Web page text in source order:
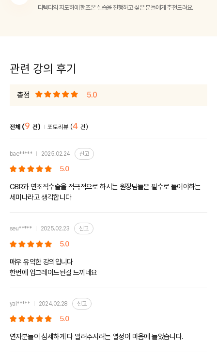
디렉터의 지도하에 핸즈온 실습을 진행하고 싶은 분들에게 추천드려요.
관련 강의 후기
총점 5.0
전체 (9 건) 포토리뷰 (4 건)
bae***** 2025.02.24 신고
5.0
GBR과 연조직수술을 적극적으로 하시는 원장님들은 필수로 들어야하는
세미나라고 생각합니다
seu***** 2025.02.23 신고
5.0
매우 유익한 강의입니다
한번에 업그레이드된걸 느끼네요
yal***** 2024.02.28 신고
5.0
연자분들이 섬세하게 다 알려주시려는 열정이 마음에 들었습니다.